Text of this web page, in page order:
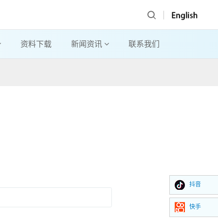
资料下载 新闻资讯 联系我们
抖音
快手